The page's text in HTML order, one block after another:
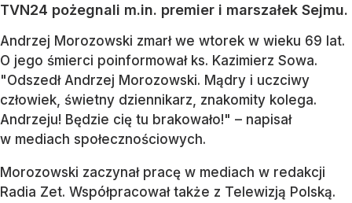
TVN24 pożegnali m.in. premier i marszałek Sejmu.
Andrzej Morozowski zmarł we wtorek w wieku 69 lat.
O jego śmierci poinformował ks. Kazimierz Sowa.
"Odszedł Andrzej Morozowski. Mądry i uczciwy
człowiek, świetny dziennikarz, znakomity kolega.
Andrzeju! Będzie cię tu brakowało!" – napisał
w mediach społecznościowych.
Morozowski zaczynał pracę w mediach w redakcji
Radia Zet. Współpracował także z Telewizją Polską.